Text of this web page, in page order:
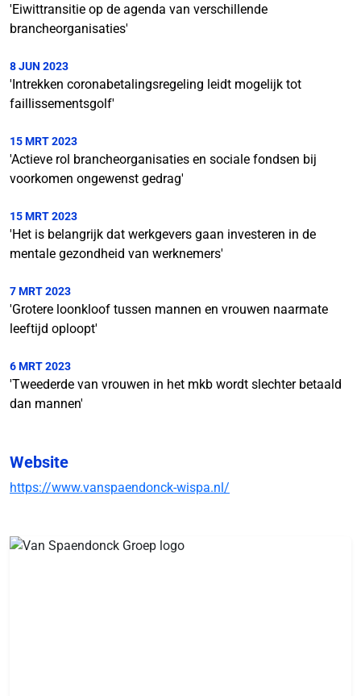
'Eiwittransitie op de agenda van verschillende
brancheorganisaties'
8 JUN 2023
'Intrekken coronabetalingsregeling leidt mogelijk tot
faillissementsgolf'
15 MRT 2023
'Actieve rol brancheorganisaties en sociale fondsen bij
voorkomen ongewenst gedrag'
15 MRT 2023
'Het is belangrijk dat werkgevers gaan investeren in de
mentale gezondheid van werknemers'
7 MRT 2023
'Grotere loonkloof tussen mannen en vrouwen naarmate
leeftijd oploopt'
6 MRT 2023
'Tweederde van vrouwen in het mkb wordt slechter betaald
dan mannen'
Website
https://www.vanspaendonck-wispa.nl/